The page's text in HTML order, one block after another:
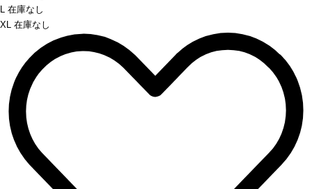
L 在庫なし
XL 在庫なし